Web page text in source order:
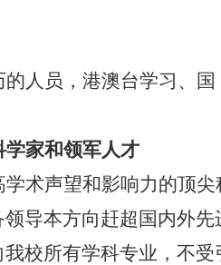
人员，港澳台学习、
学家和领军人才
术声望和影响力的顶
导本方向赶超国内外
校所有学科专业，不